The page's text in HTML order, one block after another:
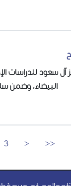
سعود للدراسات
البيضاء، وضمن
3 > >>